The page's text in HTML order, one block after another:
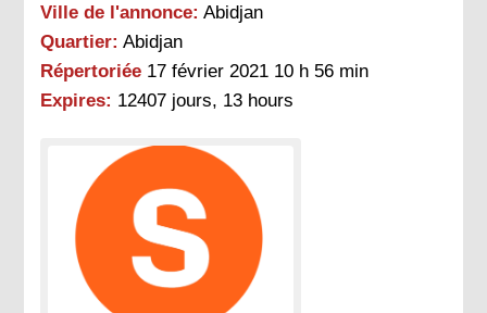
Ville de l'annonce: Abidjan
Quartier: Abidjan
Répertoriée 17 février 2021 10 h 56 min
Expires: 12407 jours, 13 hours